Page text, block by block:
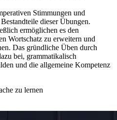
Stimmungen und
dieser Übungen.
ermöglichen es den
Wortschatz zu erweitern und
Das gründliche Üben durch
bei, grammatikalisch
und die allgemeine Kompetenz
zu lernen